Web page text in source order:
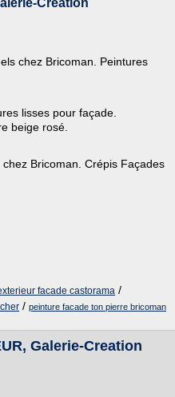
Creation
chez Bricoman. Peintures
lisses pour façade.
beige rosé.
Bricoman. Crépis Façades
facade castorama /
/ peinture facade ton pierre bricoman
Galerie-Creation